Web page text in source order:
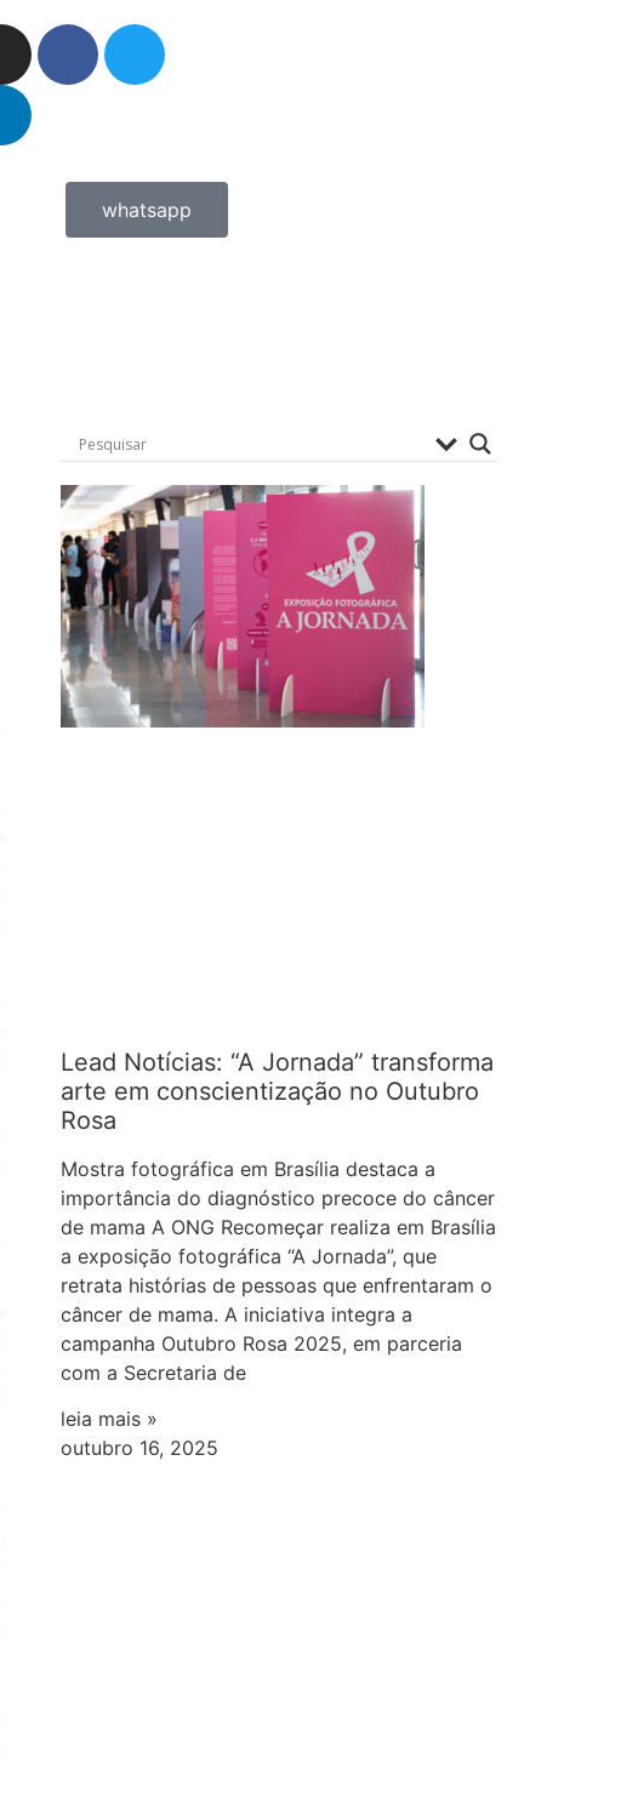
whatsapp
Lead Notícias: “A Jornada” transforma
arte em conscientização no Outubro
Rosa
Mostra fotográfica em Brasília destaca a
importância do diagnóstico precoce do câncer
de mama A ONG Recomeçar realiza em Brasília
a exposição fotográfica “A Jornada”, que
retrata histórias de pessoas que enfrentaram o
câncer de mama. A iniciativa integra a
campanha Outubro Rosa 2025, em parceria
com a Secretaria de
leia mais »
outubro 16, 2025